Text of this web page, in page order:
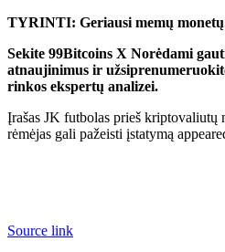
TYRINTI: Geriausi memų
Sekite 99Bitcoins X Norėdami
atnaujinimus ir
rinkos ekspertų analizei.
Įrašas JK futbolas prieš kriptovaliutų
rėmėjas gali pažeisti įstatymą
Source link